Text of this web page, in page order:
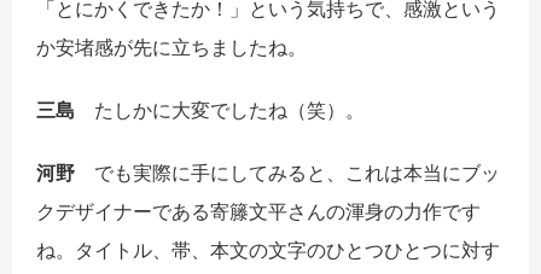
「とにかくできたか！」という気持ちで、感激という
か安堵感が先に立ちましたね。
三島 たしかに大変でしたね（笑）。
河野 でも実際に手にしてみると、これは本当にブッ
クデザイナーである寄籐文平さんの渾身の力作です
ね。タイトル、帯、本文の文字のひとつひとつに対す